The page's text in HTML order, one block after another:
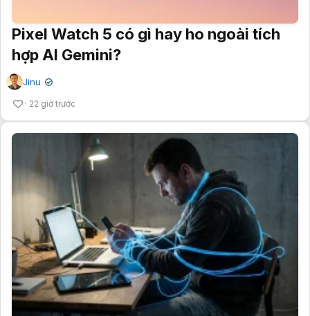
Pixel Watch 5 có gì hay ho ngoài tích
hợp AI Gemini?
Jinu ✔
22 giờ trước